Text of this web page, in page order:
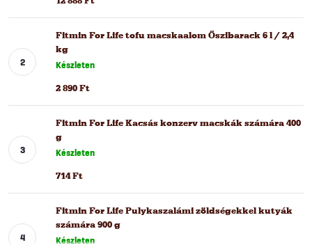
Fitmin For Life tofu macskaalom Őszibarack 6 l / 2,4
kg
Készleten
2 890 Ft
Fitmin For Life Kacsás konzerv macskák számára 400
g
Készleten
714 Ft
Fitmin For Life Pulykaszalámi zöldségekkel kutyák
számára 900 g
Készleten